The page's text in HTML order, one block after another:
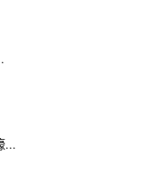
...